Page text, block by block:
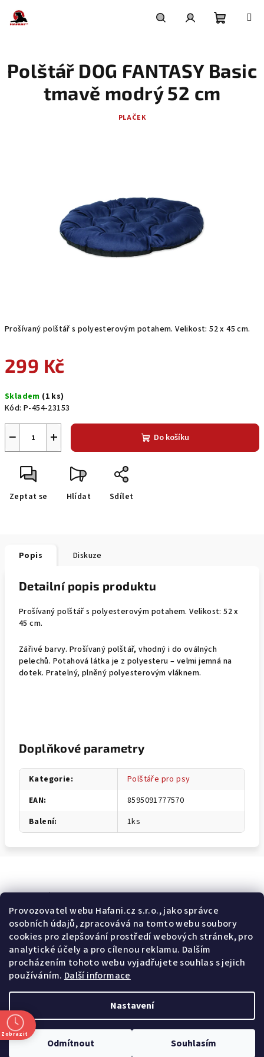
Provozovatel webu Hafani.cz s.r.o., jako správce
osobních údajů, zpracovává na tomto webu soubory
cookies pro zlepšování prostředí webových stránek, pro
analytické účely a pro cílenou reklamu. Dalším
procházením tohoto webu vyjadřujete souhlas s jejich
používáním. Další informace
Nastavení
Odmítnout Souhlasím
obsah
košík
Prošívaný polštář s polyesterovým potahem. Velikost: 52 x 45 cm.
299 Kč
cena:
Skladem (1 ks)
Kód: P-454-23153
+
− Do košíku
Zeptat se Hlídat Sdílet
Polštář DOG FANTASY Basic
tmavě modrý 52 cm
PLAČEK
Popis Diskuze
Detailní popis produktu
Prošívaný polštář s polyesterovým potahem. Velikost: 52 x
45 cm.
Zářivé barvy. Prošívaný polštář, vhodný i do oválných
pelechů. Potahová látka je z polyesteru – velmi jemná na
dotek. Pratelný, plněný polyesterovým vláknem.
Doplňkové parametry
Kategorie:
Polštáře pro psy
EAN:
8595091777570
Balení: 1ks
Odebírat newsletter
E-mail
Potvrzuji souhlas svšeobecnými obchodními podmínkami a
spodmínkami zpracovávání a ochrany osobních údajů .
Přihlásit se
Z
á
Copyright 2026
nastavení cookies
Zobrazit